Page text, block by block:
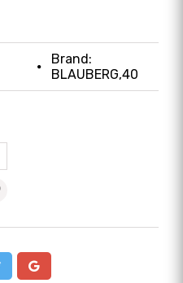
Brand:
BLAUBERG,40